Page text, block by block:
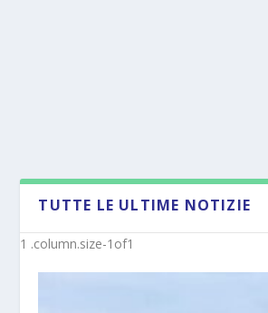
TUTTE LE ULTIME NOTIZIE